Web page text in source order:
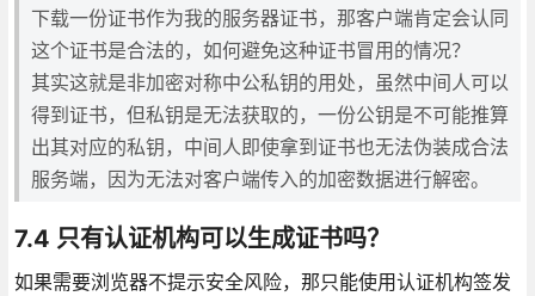
下载一份证书作为我的服务器证书，那客户端肯定会认同
这个证书是合法的，如何避免这种证书冒用的情况？
其实这就是非加密对称中公私钥的用处，虽然中间人可以
得到证书，但私钥是无法获取的，一份公钥是不可能推算
出其对应的私钥，中间人即使拿到证书也无法伪装成合法
服务端，因为无法对客户端传入的加密数据进行解密。
7.4 只有认证机构可以生成证书吗？
如果需要浏览器不提示安全风险，那只能使用认证机构签发